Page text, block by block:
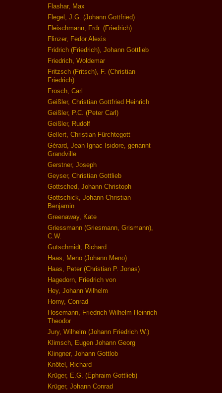
Flashar, Max
Flegel, J.G. (Johann Gottfried)
Fleischmann, Frdr. (Friedrich)
Flinzer, Fedor Alexis
Fridrich (Friedrich), Johann Gottlieb
Friedrich, Woldemar
Fritzsch (Fritsch), F. (Christian
Friedrich)
Frosch, Carl
Geißler, Christian Gottfried Heinrich
Geißler, P.C. (Peter Carl)
Geißler, Rudolf
Gellert, Christian Fürchtegott
Gérard, Jean Ignac Isidore, genannt
Grandville
Gerstner, Joseph
Geyser, Christian Gottlieb
Gottsched, Johann Christoph
Gottschick, Johann Christian
Benjamin
Greenaway, Kate
Griessmann (Griesmann, Grismann),
C.W.
Gutschmidt, Richard
Haas, Meno (Johann Meno)
Haas, Peter (Christian P. Jonas)
Hagedorn, Friedrich von
Hey, Johann Wilhelm
Horny, Conrad
Hosemann, Friedrich Wilhelm Heinrich
Theodor
Jury, Wilhelm (Johann Friedrich W.)
Klimsch, Eugen Johann Georg
Klingner, Johann Gottlob
Knötel, Richard
Krüger, E.G. (Ephraim Gottlieb)
Krüger, Johann Conrad